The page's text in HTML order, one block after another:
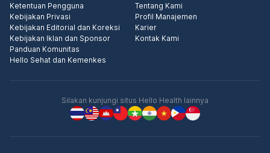
Ketentuan Pengguna
Kebijakan Privasi
Kebijakan Editorial dan Koreksi
Kebijakan Iklan dan Sponsor
Panduan Komunitas
Hello Sehat dan Kemenkes
Tentang Kami
Profil Manajemen
Karier
Kontak Kami
Silakan kunjungi situs Hello Health lainnya